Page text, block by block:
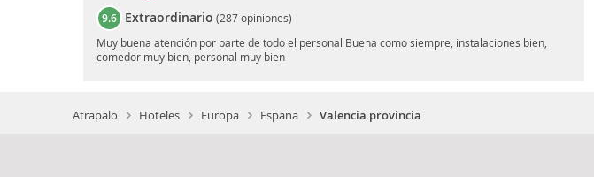
9.6 Extraordinario (287 opiniones)
Muy buena atención por parte de todo el personal Buena como siempre, instalaciones bien,
comedor muy bien, personal muy bien
Atrapalo Hoteles Europa España Valencia provincia